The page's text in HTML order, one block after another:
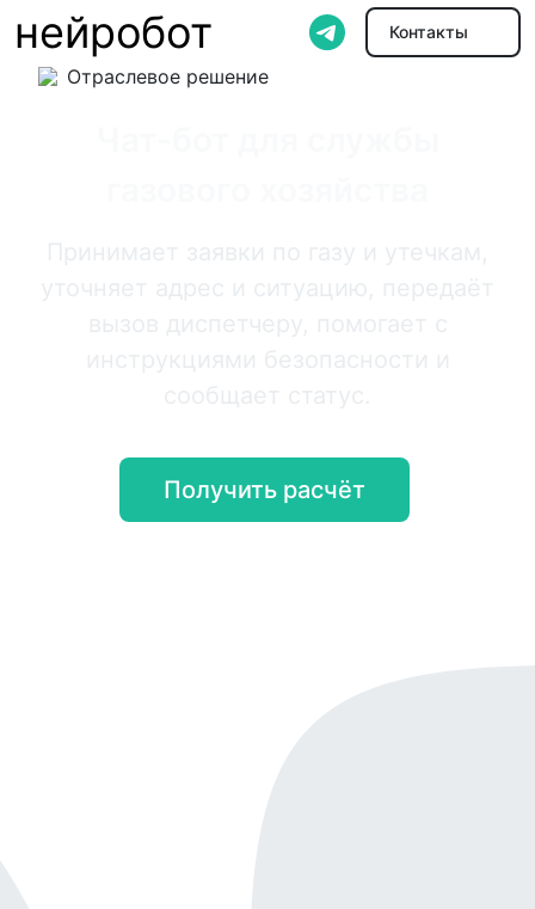
нейробот Контакты
Отраслевое решение
Получить расчёт